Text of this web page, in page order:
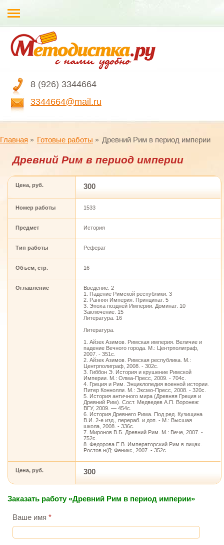
8 (926) 3344664
3344664@mail.ru
Главная Готовые работы Древний Рим в период империи
Древний Рим в период империи
Цена, руб. 300
Номер работы 1533
Предмет История
Тип работы Реферат
Объем, стр. 16
Оглавление
Введение. 2
1. Падение Римской республики. 3
2. Ранняя Империя. Принципат. 5
3. Эпоха поздней Империи. Доминат. 10
Заключение. 15
Литература. 16
Литература.
1. Айзек Азимов. Римская империя. Величие и
падение Вечного города. М.: Центрполиграф,
2007. - 351с.
2. Айзек Азимов. Римская республика. М.:
Центрполиграф, 2008. - 302с.
3. Гиббон Э. История и крушение Римской
Империи. М.: Олма-Пресс, 2009. - 704с.
4. Греция и Рим. Энциклопедия военной истории.
Питер Коннолли. М.: Эксмо-Пресс, 2008. - 320с.
5. История античного мира (Древняя Греция и
Древний Рим). Сост. Медведев А.П. Воронеж:
ВГУ, 2009. — 454с.
6. История Древнего Рима. Под ред. Кузищина
В.И. 2-е изд., перераб. и доп. - М.: Высшая
школа, 2008. - 336с.
7. Миронов В.Б. Древний Рим. М.: Вече, 2007. -
752с.
8. Федорова Е.В. Императорский Рим в лицах.
Ростов н/Д: Феникс, 2007. - 352с.
Цена, руб. 300
Заказать работу «Древний Рим в период империи»
Ваше имя *